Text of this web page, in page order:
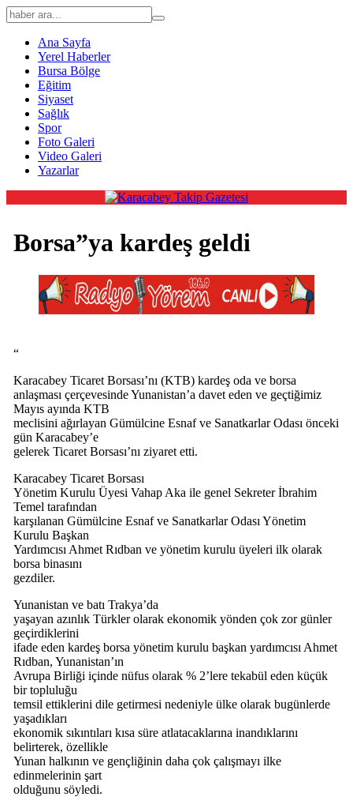
Ana Sayfa
Yerel Haberler
Bursa Bölge
Eğitim
Siyaset
Sağlık
Spor
Foto Galeri
Video Galeri
Yazarlar
Borsa”ya kardeş geldi
“
Karacabey Ticaret Borsası’nı (KTB) kardeş oda ve borsa
anlaşması çerçevesinde Yunanistan’a davet eden ve geçtiğimiz
Mayıs ayında KTB
meclisini ağırlayan Gümülcine Esnaf ve Sanatkarlar Odası önceki
gün Karacabey’e
gelerek Ticaret Borsası’nı ziyaret etti.
Karacabey Ticaret Borsası
Yönetim Kurulu Üyesi Vahap Aka ile genel Sekreter İbrahim
Temel tarafından
karşılanan Gümülcine Esnaf ve Sanatkarlar Odası Yönetim
Kurulu Başkan
Yardımcısı Ahmet Rıdban ve yönetim kurulu üyeleri ilk olarak
borsa binasını
gezdiler.
Yunanistan ve batı Trakya’da
yaşayan azınlık Türkler olarak ekonomik yönden çok zor günler
geçirdiklerini
ifade eden kardeş borsa yönetim kurulu başkan yardımcısı Ahmet
Rıdban, Yunanistan’ın
Avrupa Birliği içinde nüfus olarak % 2’lere tekabül eden küçük
bir topluluğu
temsil ettiklerini dile getirmesi nedeniyle ülke olarak bugünlerde
yaşadıkları
ekonomik sıkıntıları kısa süre atlatacaklarına inandıklarını
belirterek, özellikle
Yunan halkının ve gençliğinin daha çok çalışmayı ilke
edinmelerinin şart
olduğunu söyledi.